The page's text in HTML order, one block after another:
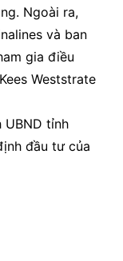
Ngoài ra,
và ban
gia điều
Weststrate
UBND tỉnh
đầu tư của